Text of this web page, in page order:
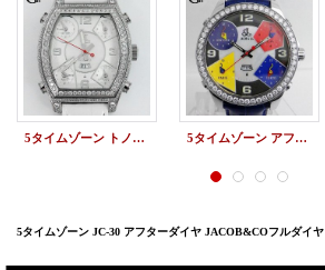
5タイムゾーン トノー JACOB&COフルダイヤ 5タイムゾーン アフターダイヤベゼル JACOB&COカスタム
5タイムゾーン JC-30 アフターダイヤ JACOB&COフルダイヤ